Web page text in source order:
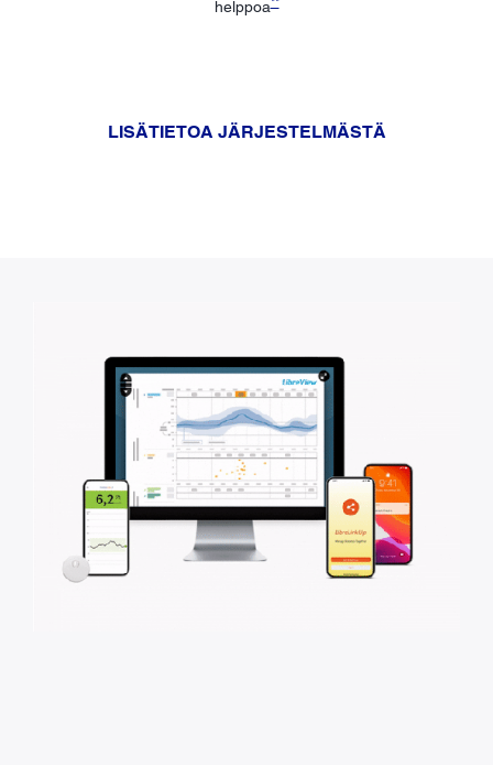
helppoa
LISÄTIETOA JÄRJESTELMÄSTÄ